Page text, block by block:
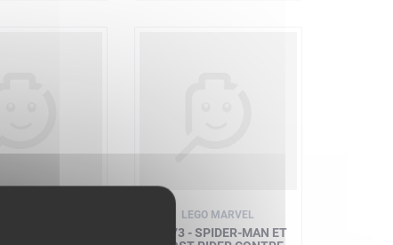
LEGO MARVEL
76173 - SPIDER-MAN ET